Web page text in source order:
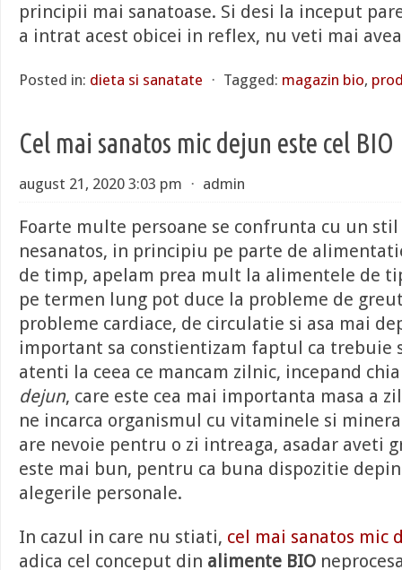
principii mai sanatoase. Si desi la inceput
a intrat acest obicei in reflex, nu veti mai
Posted in: dieta si sanatate ⋅ Tagged: magazin bio,
Cel mai sanatos mic dejun este cel BIO
august 21, 2020 3:03 pm ⋅ admin
Foarte multe persoane se confrunta cu un
nesanatos, in principiu pe parte de
de timp, apelam prea mult la alimentele de
pe termen lung pot duce la probleme de
probleme cardiace, de circulatie si asa mai
important sa constientizam faptul ca trebuie
atenti la ceea ce mancam zilnic, incepand
dejun, care este cea mai importanta masa a
ne incarca organismul cu vitaminele si
are nevoie pentru o zi intreaga, asadar aveti
este mai bun, pentru ca buna dispozitie
alegerile personale.
In cazul in care nu stiati, cel mai sanatos mic
adica cel conceput din alimente BIO